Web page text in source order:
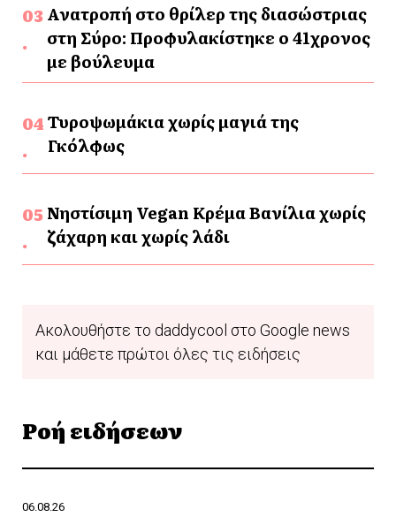
Ανατροπή στο θρίλερ της διασώστριας
στη Σύρο: Προφυλακίστηκε ο 41χρονος
με βούλευμα
Τυροψωμάκια χωρίς μαγιά της
Γκόλφως
Νηστίσιμη Vegan Κρέμα Βανίλια χωρίς
ζάχαρη και χωρίς λάδι
Ακολουθήστε το daddycool στο Google news
και μάθετε πρώτοι όλες τις ειδήσεις
Ροή ειδήσεων
06.08.26